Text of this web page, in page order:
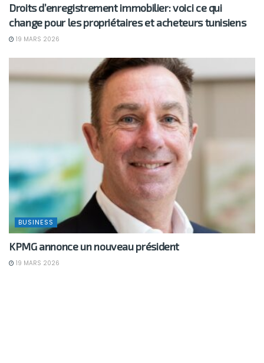
Droits d’enregistrement immobilier: voici ce qui
change pour les propriétaires et acheteurs tunisiens
19 MARS 2026
BUSINESS
KPMG annonce un nouveau président
19 MARS 2026